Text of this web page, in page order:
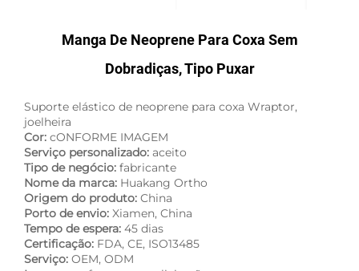
Manga De Neoprene Para Coxa Sem
Dobradiças, Tipo Puxar
Suporte elástico de neoprene para coxa Wraptor,
joelheira
Cor: cONFORME IMAGEM
Serviço personalizado: aceito
Tipo de negócio: fabricante
Nome da marca: Huakang Ortho
Origem do produto: China
Porto de envio: Xiamen, China
Tempo de espera: 45 dias
Certificação: FDA, CE, ISO13485
Serviço: OEM, ODM